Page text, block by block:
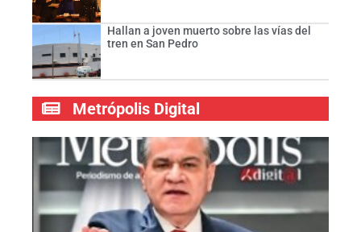
Hallan a joven muerto sobre las vías del
tren en San Pedro
Metrópolis Digital